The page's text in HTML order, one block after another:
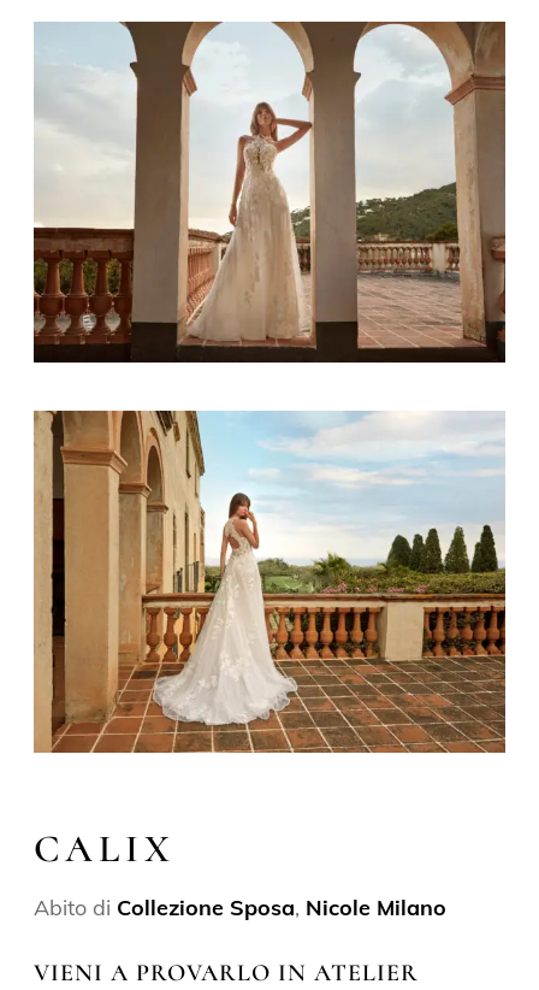
CALIX
Abito di Collezione Sposa, Nicole Milano
VIENI A PROVARLO IN ATELIER